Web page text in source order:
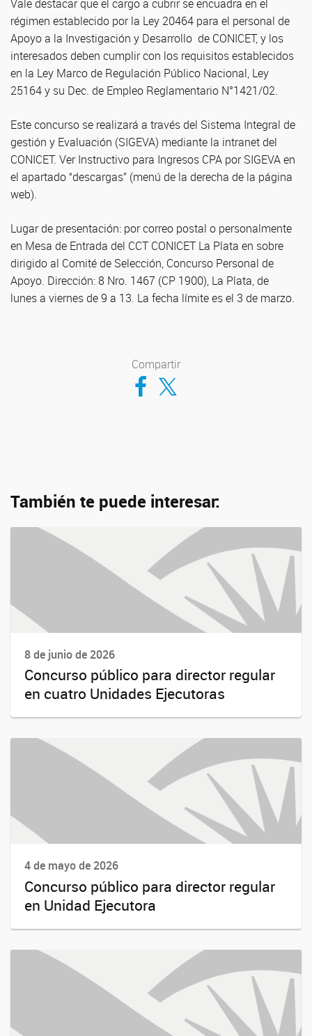
Vale destacar que el cargo a cubrir se encuadra en el
régimen establecido por la Ley 20464 para el personal de
Apoyo a la Investigación y Desarrollo de CONICET, y los
interesados deben cumplir con los requisitos establecidos
en la Ley Marco de Regulación Público Nacional, Ley
25164 y su Dec. de Empleo Reglamentario N°1421/02.
Este concurso se realizará a través del Sistema Integral de
gestión y Evaluación (SIGEVA) mediante la intranet del
CONICET. Ver Instructivo para Ingresos CPA por SIGEVA en
el apartado “descargas” (menú de la derecha de la página
web).
Lugar de presentación: por correo postal o personalmente
en Mesa de Entrada del CCT CONICET La Plata en sobre
dirigido al Comité de Selección, Concurso Personal de
Apoyo. Dirección: 8 Nro. 1467 (CP 1900), La Plata, de
lunes a viernes de 9 a 13. La fecha límite es el 3 de marzo.
Compartir
Compartir en Facebook
Compartir en Twitter
También te puede interesar:
8 de junio de 2026
Concurso público para director regular
en cuatro Unidades Ejecutoras
4 de mayo de 2026
Concurso público para director regular
en Unidad Ejecutora